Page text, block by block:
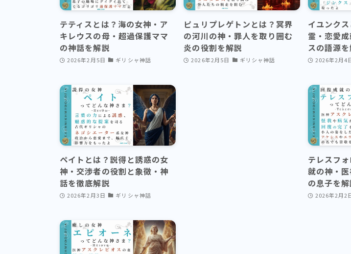
テティスとは？海の女神・ア
キレウスの母・超過保護ママ
の神話を解説
2026年2月5日 ギリシャ神話
ピュリプレゲトンとは？冥界
の河川の神・罪人を取り囲む
炎の役割を解説
2026年2月5日 ギリシャ神話
イユンク
霊・恋愛
スの語源
2026年2月4
ペイトとは？説得と誘惑の女
神・交渉者の役割と象徴・神
話を徹底解説
2026年2月3日 ギリシャ神話
テレスフ
就の神・
の息子を解
2026年2月2